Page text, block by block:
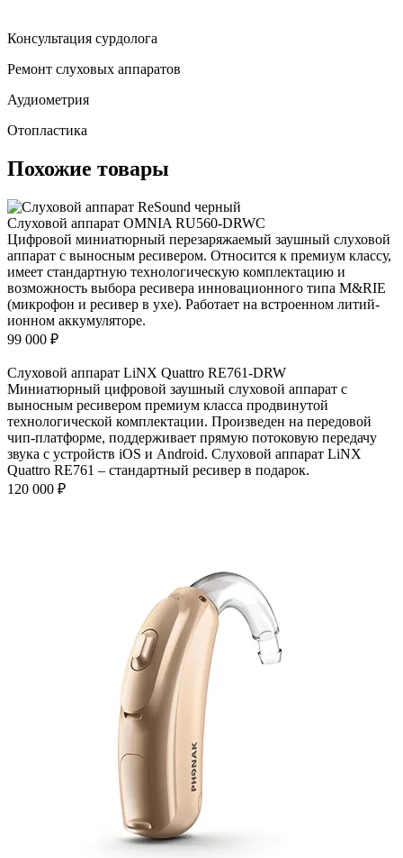
Консультация сурдолога
Ремонт слуховых аппаратов
Аудиометрия
Отопластика
Похожие товары
Слуховой аппарат OMNIA RU560-DRWC
Цифровой миниатюрный перезаряжаемый заушный слуховой
аппарат с выносным ресивером. Относится к премиум классу,
имеет стандартную технологическую комплектацию и
возможность выбора ресивера инновационного типа M&RIE
(микрофон и ресивер в ухе). Работает на встроенном литий-
ионном аккумуляторе.
99 000 ₽
Слуховой аппарат LiNX Quattro RE761-DRW
Миниатюрный цифровой заушный слуховой аппарат с
выносным ресивером премиум класса продвинутой
технологической комплектации. Произведен на передовой
чип-платформе, поддерживает прямую потоковую передачу
звука с устройств iOS и Android. Слуховой аппарат LiNX
Quattro RE761 – стандартный ресивер в подарок.
120 000 ₽